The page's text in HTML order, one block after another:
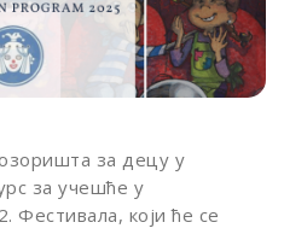
за децу у
за учешће у
Фестивала, који ће се